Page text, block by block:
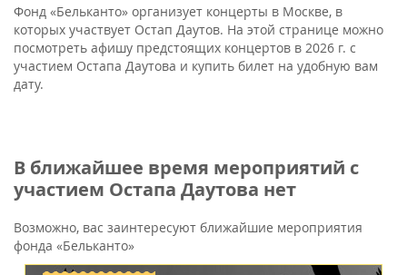
Фонд «Бельканто» организует концерты в Москве, в
которых участвует Остап Даутов. На этой странице можно
посмотреть афишу предстоящих концертов в 2026 г. с
участием Остапа Даутова и купить билет на удобную вам
дату.
В ближайшее время мероприятий с
участием Остапа Даутова нет
Возможно, вас заинтересуют ближайшие мероприятия
фонда «Бельканто»